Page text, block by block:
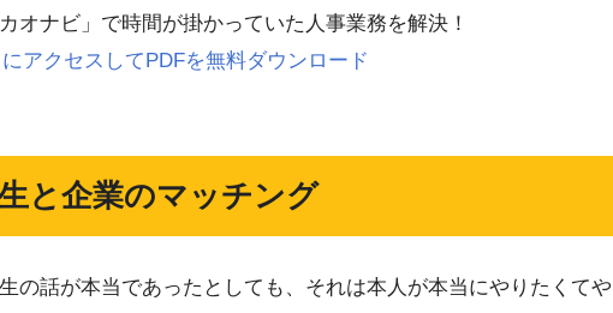
オナビ」で時間が掛かっていた人事業務を解決！
アクセスしてPDFを無料ダウンロード
と企業のマッチング
の話が本当であったとしても、それは本人が本当にやりたくてや